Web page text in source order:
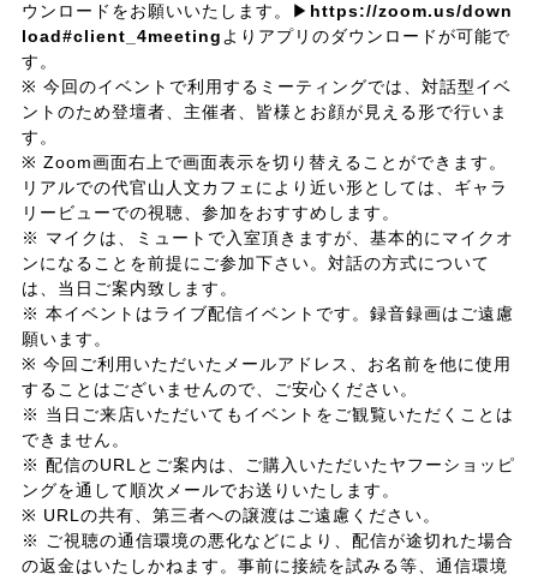
ウンロードをお願いいたします。▶ https://zoom.us/down
load#client_4meeting よりアプリのダウンロードが可能で
す。
※ 今回のイベントで利用するミーティングでは、対話型イベ
ントのため登壇者、主催者、皆様とお顔が見える形で行いま
す。
※ Zoom画面右上で画面表示を切り替えることができます。
リアルでの代官山人文カフェにより近い形としては、ギャラ
リービューでの視聴、参加をおすすめします。
※ マイクは、ミュートで入室頂きますが、基本的にマイクオ
ンになることを前提にご参加下さい。対話の方式について
は、当日ご案内致します。
※ 本イベントはライブ配信イベントです。録音録画はご遠慮
願います。
※ 今回ご利用いただいたメールアドレス、お名前を他に使用
することはございませんので、ご安心ください。
※ 当日ご来店いただいてもイベントをご観覧いただくことは
できません。
※ 配信のURLとご案内は、ご購入いただいたヤフーショッピ
ングを通して順次メールでお送りいたします。
※ URLの共有、第三者への譲渡はご遠慮ください。
※ ご視聴の通信環境の悪化などにより、配信が途切れた場合
の返金はいたしかねます。事前に接続を試みる等、通信環境